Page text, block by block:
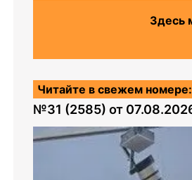
Здесь
Читайте в свежем номере:
№31 (2585) от